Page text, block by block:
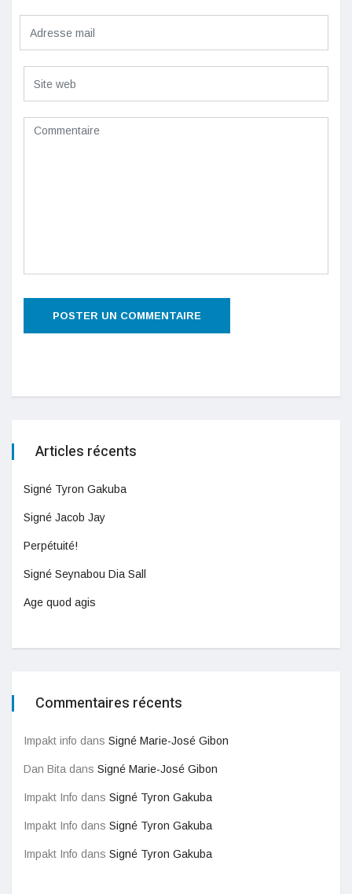
Articles récents
Signé Tyron Gakuba
Signé Jacob Jay
Perpétuité!
Signé Seynabou Dia Sall
Age quod agis
Commentaires récents
Impakt info dans Signé Marie-José Gibon
Dan Bita dans Signé Marie-José Gibon
Impakt Info dans Signé Tyron Gakuba
Impakt Info dans Signé Tyron Gakuba
Impakt Info dans Signé Tyron Gakuba